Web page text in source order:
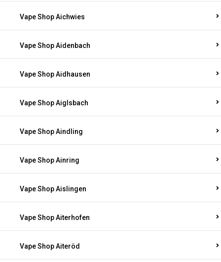
Vape Shop Aichwies
Vape Shop Aidenbach
Vape Shop Aidhausen
Vape Shop Aiglsbach
Vape Shop Aindling
Vape Shop Ainring
Vape Shop Aislingen
Vape Shop Aiterhofen
Vape Shop Aiteröd